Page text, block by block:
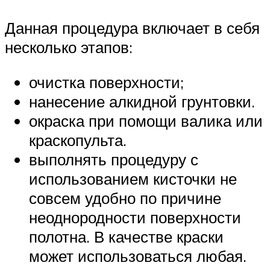
Данная процедура включает в себя
несколько этапов:
очистка поверхности;
нанесение алкидной грунтовки.
окраска при помощи валика или
краскопульта.
выполнять процедуру с
использованием кисточки не
совсем удобно по причине
неоднородности поверхности
полотна. В качестве краски
может использоваться любая.